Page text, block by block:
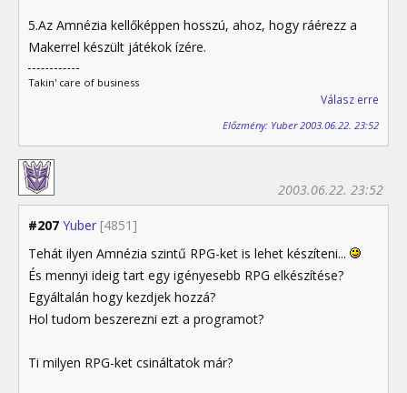
5.Az Amnézia kellőképpen hosszú, ahoz, hogy ráérezz a
Makerrel készült játékok ízére.
Takin' care of business
Válasz erre
Előzmény: Yuber 2003.06.22. 23:52
#207 Yuber [4851]
2003.06.22. 23:52
Tehát ilyen Amnézia szintű RPG-ket is lehet készíteni...
És mennyi ideig tart egy igényesebb RPG elkészítése?
Egyáltalán hogy kezdjek hozzá?
Hol tudom beszerezni ezt a programot?
Ti milyen RPG-ket csináltatok már?